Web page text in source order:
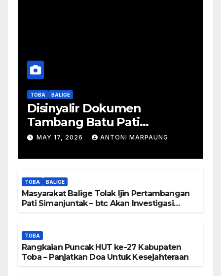
TOBA BALIGE
Disinyalir Dokumen
Tambang Batu Pati
Simanjuntak Palsu – Jerry
Berada Di DTA – Frengki
Pardede : Kami Tidak Miliki
Peta DTA – Tanda Tangan
Masyarakat Diduga
MAY 17, 2026 ANTONI MARPAUNG
TOBA BALIGE
Masyarakat Balige Tolak Ijin Pertambangan
Pati Simanjuntak – btc Akan Investigasi
TOBA
Rangkaian Puncak HUT ke-27 Kabupaten
Toba – Panjatkan Doa Untuk Kesejahteraan